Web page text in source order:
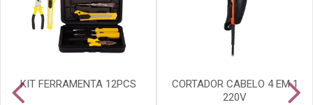
KIT FERRAMENTA 12PCS
CORTADOR CABELO 4 EM 1
220V